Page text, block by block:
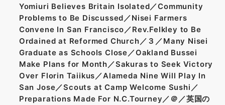
Yomiuri Believes Britain Isolated／Community
Problems to Be Discussed／Nisei Farmers
Convene In San Francisco／Rev.Felkley to Be
Ordained at Reformed Church／３／Many Nisei
Graduate as Schools Close／Oakland Bussei
Make Plans for Month／Sakuras to Seek Victory
Over Florin Taiikus／Alameda Nine Will Play In
San Jose／Scouts at Camp Welcome Sushi／
Preparations Made For N.C.Tourney／＠／英国の